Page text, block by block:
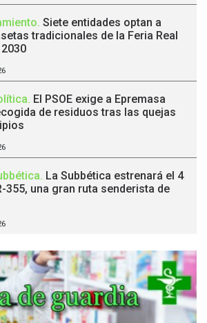
. Siete entidades optan a
tradicionales de la Feria Real
. El PSOE exige a Epremasa
de residuos tras las quejas
. La Subbética estrenará el 4
355, una gran ruta senderista de